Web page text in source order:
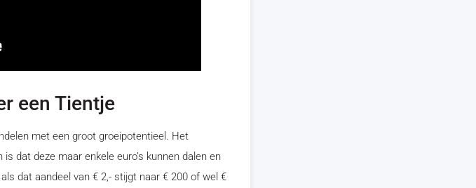
een Tientje
met een groot groeipotentieel. Het
dat deze maar enkele euro’s kunnen dalen en
dat aandeel van € 2,- stijgt naar € 200 of wel €